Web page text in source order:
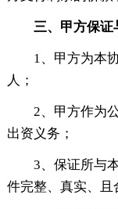
三、甲方保证
1、甲方为本
人；
2、甲方作为
出资义务；
3、保证所与
件完整、真实、且